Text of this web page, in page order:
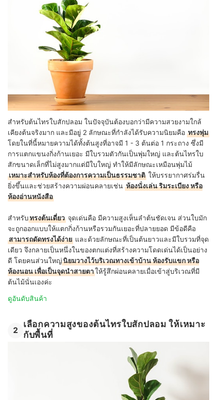
สำหรับต้นไทรใบสักปลอม ในปัจจุบันต้องบอกว่ามีความสวยงามใกล้
เคียงต้นจริงมาก และมีอยู่ 2 ลักษณะที่กำลังได้รับความนิยมคือ ทรงพุ่ม
โดยในที่นี้หมายความได้ทั้งต้นสูงที่อาจมี 1 - 3 ต้นต่อ 1 กระถาง ซึ่งมี
การแตกแขนงกิ่งก้านเยอะ มีใบรวมตัวกันเป็นพุ่มใหญ่ และต้นไทรใบ
สักขนาดเล็กที่ไม่สูงมากแต่มีใบใหญ่ ทำให้มีลักษณะเหมือนพุ่มไม้
เหมาะสำหรับห้องที่ต้องการความเป็นธรรมชาติ ให้บรรยากาศร่มรื่น
ยิ่งขึ้นและช่วยสร้างความผ่อนคลายเช่น ห้องนั่งเล่น ริมระเบียง หรือ
ห้องอ่านหนังสือ
สำหรับทรงต้นเดี่ยว จุดเด่นคือ มีความสูงเห็นลำต้นชัดเจน ส่วนใบมัก
จะถูกออกแบบให้แตกกิ่งก้านหรือรวมกันเยอะที่ปลายยอด มีข้อดีคือ
สามารถดัดทรงได้ง่าย และด้วยลักษณะที่เป็นต้นยาวและมีใบรวมที่จุด
เดียว จึงกลายเป็นหนึ่งในของตกแต่งที่สร้างความโดดเด่นได้เป็นอย่าง
ดี โดยคนส่วนใหญ่นิยมวางไว้บริเวณทางเข้าบ้าน ห้องรับแขก หรือ
ห้องนอน เพื่อเป็นจุดนำสายตาให้รู้สึกผ่อนคลายเมื่อเข้าสู่บริเวณที่มี
ต้นไม้นั่นเองค่ะ
ดูอันดับสินค้า
2
เลือกความสูงของต้นไทรใบสักปลอม ให้เหมาะ
กับพื้นที่